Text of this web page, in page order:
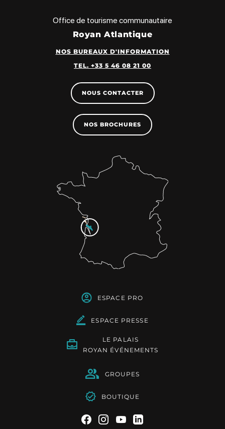
Office de tourisme communautaire
Royan Atlantique
NOS BUREAUX D'INFORMATION
TEL. +33 5 46 08 21 00
NOUS CONTACTER
NOS BROCHURES
ESPACE PRO
ESPACE PRESSE
LE PALAIS
ROYAN ÉVÉNEMENTS
GROUPES
BOUTIQUE
Suivez-nous sur Facebook
Suivez-nous sur
Suivez-nous sur
Suivez-nous sur